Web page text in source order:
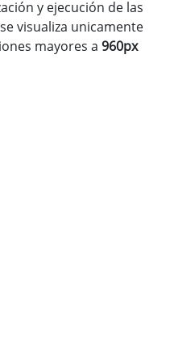
y ejecución de las
visualiza unicamente
mayores a 960px